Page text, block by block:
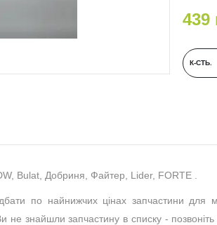
439
К‐СТЬ.
Bulat, Добриня, Файтер, Lider, FORTE .
по найнижчих цінах запчастини для
знайшли запчастину в списку - позвоніть